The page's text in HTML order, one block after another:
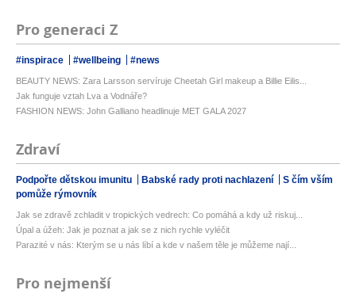
Pro generaci Z
#inspirace #wellbeing #news
BEAUTY NEWS: Zara Larsson servíruje Cheetah Girl makeup a Billie Eilis...
Jak funguje vztah Lva a Vodnáře?
FASHION NEWS: John Galliano headlinuje MET GALA 2027
Zdraví
Podpořte dětskou imunitu Babské rady proti nachlazení
S čím vším
pomůže rýmovník
Jak se zdravě zchladit v tropických vedrech: Co pomáhá a kdy už riskuj...
Úpal a úžeh: Jak je poznat a jak se z nich rychle vyléčit
Parazité v nás: Kterým se u nás líbí a kde v našem těle je můžeme nají...
Pro nejmenší